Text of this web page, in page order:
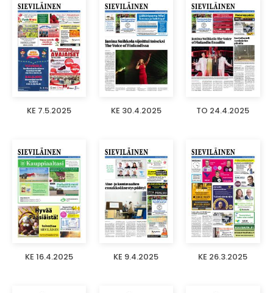
KE 7.5.2025 KE 30.4.2025 TO 24.4.2025
KE 16.4.2025 KE 9.4.2025 KE 26.3.2025